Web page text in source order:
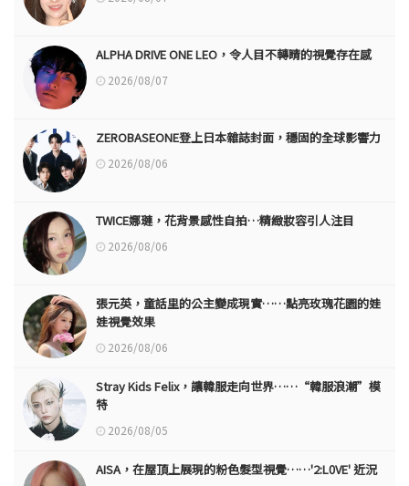
ALPHA DRIVE ONE LEO，令人目不轉睛的視覺存在感
2026/08/07
ZEROBASEONE登上日本雜誌封面，穩固的全球影響力
2026/08/06
TWICE娜璉，花背景感性自拍…精緻妝容引人注目
2026/08/06
張元英，童話里的公主變成現實……點亮玫瑰花園的娃
娃視覺效果
2026/08/06
Stray Kids Felix，讓韓服走向世界……“韓服浪潮”模
特
2026/08/05
AISA，在屋頂上展現的粉色髮型視覺……'2:L0VE' 近況